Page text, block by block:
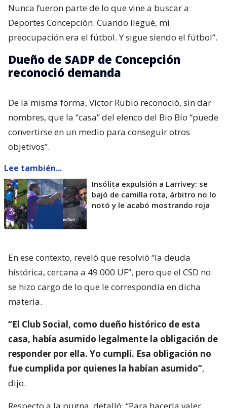
Nunca fueron parte de lo que vine a buscar a
Deportes Concepción. Cuando llegué, mi
preocupación era el fútbol. Y sigue siendo el fútbol”.
Dueño de SADP de Concepción
reconoció demanda
De la misma forma, Víctor Rubio reconoció, sin dar
nombres, que la “casa” del elenco del Bio Bío “puede
convertirse en un medio para conseguir otros
objetivos”.
Lee también...
Insólita expulsión a Larrivey: se
bajó de camilla rota, árbitro no lo
notó y le acabó mostrando roja
En ese contexto, reveló que resolvió “la deuda
histórica, cercana a 49.000 UF”, pero que el CSD no
se hizo cargo de lo que le correspondía en dicha
materia.
“El Club Social, como dueño histórico de esta
casa, había asumido legalmente la obligación de
responder por ella. Yo cumplí. Esa obligación no
fue cumplida por quienes la habían asumido”,
dijo.